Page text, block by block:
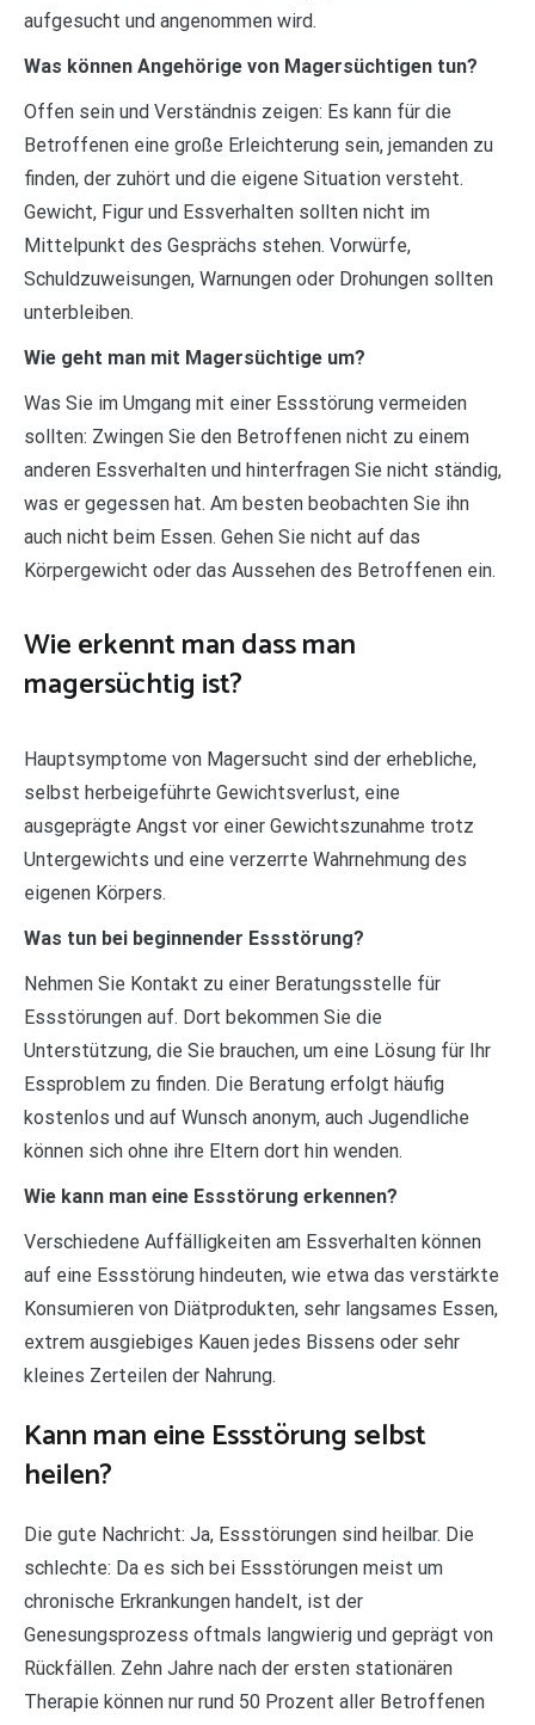
aufgesucht und angenommen wird.
Was können Angehörige von Magersüchtigen tun?
Offen sein und Verständnis zeigen: Es kann für die
Betroffenen eine große Erleichterung sein, jemanden zu
finden, der zuhört und die eigene Situation versteht.
Gewicht, Figur und Essverhalten sollten nicht im
Mittelpunkt des Gesprächs stehen. Vorwürfe,
Schuldzuweisungen, Warnungen oder Drohungen sollten
unterbleiben.
Wie geht man mit Magersüchtige um?
Was Sie im Umgang mit einer Essstörung vermeiden
sollten: Zwingen Sie den Betroffenen nicht zu einem
anderen Essverhalten und hinterfragen Sie nicht ständig,
was er gegessen hat. Am besten beobachten Sie ihn
auch nicht beim Essen. Gehen Sie nicht auf das
Körpergewicht oder das Aussehen des Betroffenen ein.
Wie erkennt man dass man
magersüchtig ist?
Hauptsymptome von Magersucht sind der erhebliche,
selbst herbeigeführte Gewichtsverlust, eine
ausgeprägte Angst vor einer Gewichtszunahme trotz
Untergewichts und eine verzerrte Wahrnehmung des
eigenen Körpers.
Was tun bei beginnender Essstörung?
Nehmen Sie Kontakt zu einer Beratungsstelle für
Essstörungen auf. Dort bekommen Sie die
Unterstützung, die Sie brauchen, um eine Lösung für Ihr
Essproblem zu finden. Die Beratung erfolgt häufig
kostenlos und auf Wunsch anonym, auch Jugendliche
können sich ohne ihre Eltern dort hin wenden.
Wie kann man eine Essstörung erkennen?
Verschiedene Auffälligkeiten am Essverhalten können
auf eine Essstörung hindeuten, wie etwa das verstärkte
Konsumieren von Diätprodukten, sehr langsames Essen,
extrem ausgiebiges Kauen jedes Bissens oder sehr
kleines Zerteilen der Nahrung.
Kann man eine Essstörung selbst
heilen?
Die gute Nachricht: Ja, Essstörungen sind heilbar. Die
schlechte: Da es sich bei Essstörungen meist um
chronische Erkrankungen handelt, ist der
Genesungsprozess oftmals langwierig und geprägt von
Rückfällen. Zehn Jahre nach der ersten stationären
Therapie können nur rund 50 Prozent aller Betroffenen